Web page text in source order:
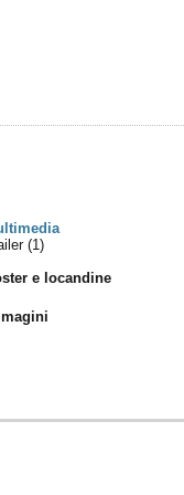
(1)
e locandine